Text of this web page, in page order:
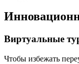
Виртуальные
Чтобы избежать